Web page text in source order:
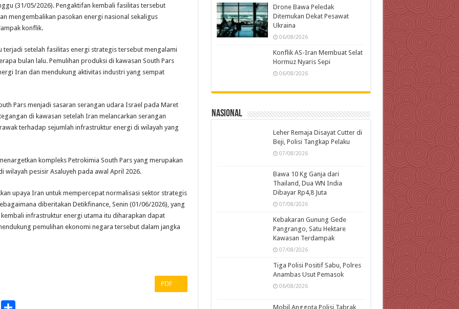
(31/05/2026). Pengaktifan kembali fasilitas tersebut
mengembalikan pasokan energi nasional sekaligus
konflik.
setelah fasilitas energi strategis tersebut mengalami
bulan lalu. Pemulihan produksi di kawasan South Pars
Iran dan mendukung aktivitas industri yang sempat
Pars menjadi sasaran serangan udara Israel pada Maret
di kawasan setelah Iran melancarkan serangan
terhadap sejumlah infrastruktur energi di wilayah yang
kompleks Petrokimia South Pars yang merupakan
pesisir Asaluyeh pada awal April 2026.
upaya Iran untuk mempercepat normalisasi sektor strategis
diberitakan Detikfinance, Senin (01/06/2026), yang
infrastruktur energi utama itu diharapkan dapat
pemulihan ekonomi negara tersebut dalam jangka
PDF
Drone Bawa Peledak
Ditemukan Dekat Pesawat
Ukraina
06/08/2026
Konflik AS-Iran Membuat Selat
Hormuz Nyaris Sepi
06/08/2026
Nasional
Leher Remaja Disayat Cutter di
Beji, Polisi Tangkap Pelaku
07/08/2026
Bawa 10 Kg Ganja dari
Thailand, Dua WN India
Dibayar Rp4,8 Juta
07/08/2026
Kebakaran Gunung Gede
Pangrango, Satu Hektare
Kawasan Terdampak
07/08/2026
Tiga Polisi Positif Sabu, Polres
Anambas Usut Pemasok
06/08/2026
Mobil Anggota Polisi Tabrak